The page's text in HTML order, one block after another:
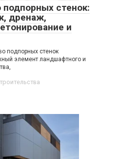
стенок:
дренаж,
и
подпорных стенок
элемент ландшафтного и